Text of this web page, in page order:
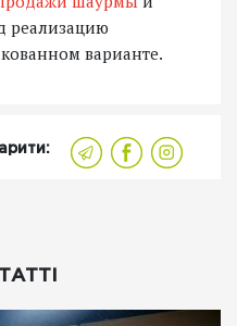
реализацию
варианте.